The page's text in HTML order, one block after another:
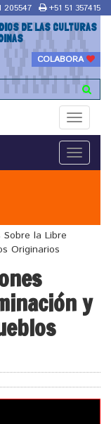
205547 +51 51 357415
DE LAS CULTURAS
COLABORA
Toggle
Toggle
la Libre
Originarios
y